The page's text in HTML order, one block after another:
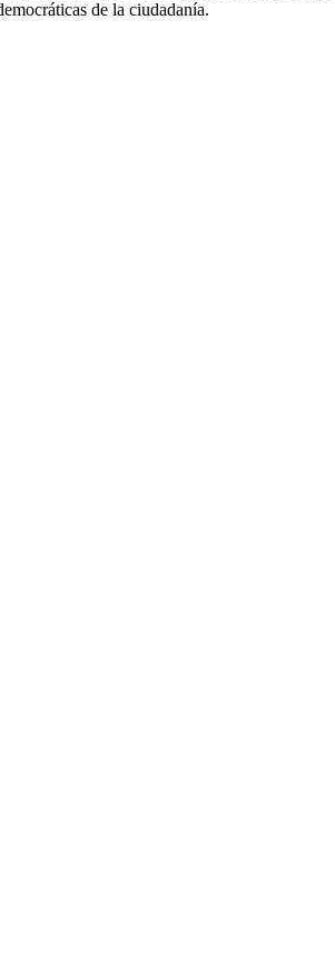
de la ciudadanía.